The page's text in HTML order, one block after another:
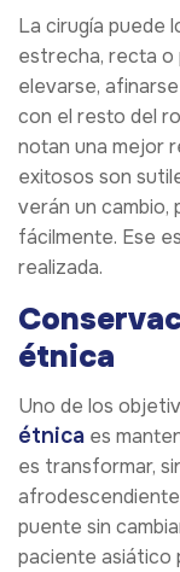
La cirugía puede
estrecha, recta o
elevarse,
con el resto del
notan una mejor
exitosos son
verán un
fácilmente. Ese
realizada.
étnica
Uno de los
étnica es
es transformar,
puente sin
paciente asiático